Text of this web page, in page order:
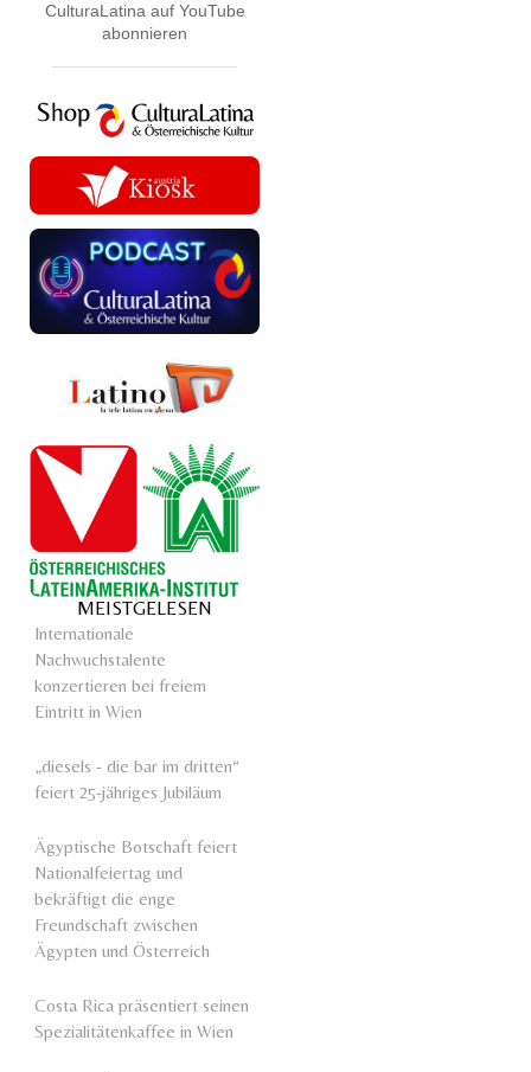
CulturaLatina auf YouTube
abonnieren
MEISTGELESEN
Internationale
Nachwuchstalente
konzertieren bei freiem
Eintritt in Wien
„diesels - die bar im dritten“
feiert 25-jähriges Jubiläum
Ägyptische Botschaft feiert
Nationalfeiertag und
bekräftigt die enge
Freundschaft zwischen
Ägypten und Österreich
Costa Rica präsentiert seinen
Spezialitätenkaffee in Wien